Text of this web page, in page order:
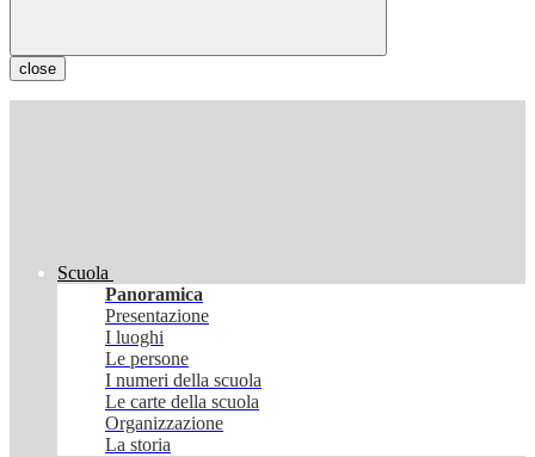
close
Scuola
Panoramica
Presentazione
I luoghi
Le persone
I numeri della scuola
Le carte della scuola
Organizzazione
La storia